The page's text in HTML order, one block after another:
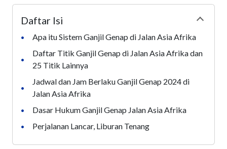
Daftar Isi
•
Apa itu Sistem Ganjil Genap di Jalan Asia Afrika
•
Daftar Titik Ganjil Genap di Jalan Asia Afrika dan
25 Titik Lainnya
•
Jadwal dan Jam Berlaku Ganjil Genap 2024 di
Jalan Asia Afrika
• Dasar Hukum Ganjil Genap Jalan Asia Afrika
• Perjalanan Lancar, Liburan Tenang